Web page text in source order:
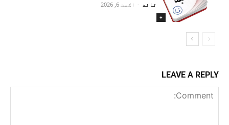
+
تاند - اګست 6, 2026
LEAVE A REPLY